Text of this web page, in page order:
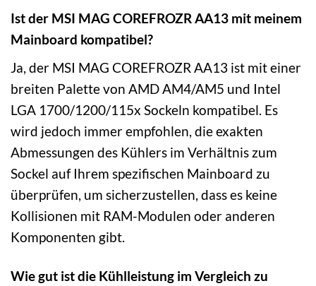
Ist der MSI MAG COREFROZR AA13 mit meinem
Mainboard kompatibel?
Ja, der MSI MAG COREFROZR AA13 ist mit einer
breiten Palette von AMD AM4/AM5 und Intel
LGA 1700/1200/115x Sockeln kompatibel. Es
wird jedoch immer empfohlen, die exakten
Abmessungen des Kühlers im Verhältnis zum
Sockel auf Ihrem spezifischen Mainboard zu
überprüfen, um sicherzustellen, dass es keine
Kollisionen mit RAM-Modulen oder anderen
Komponenten gibt.
Wie gut ist die Kühlleistung im Vergleich zu